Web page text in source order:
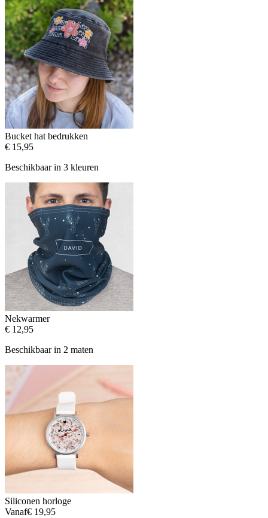
Bucket hat bedrukken
€ 15,95
Beschikbaar in 3 kleuren
Nekwarmer
€ 12,95
Beschikbaar in 2 maten
Siliconen horloge
Vanaf€ 19,95